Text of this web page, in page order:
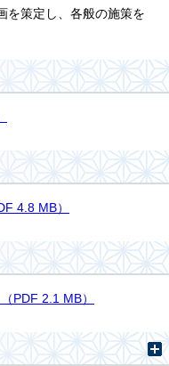
を策定し、各般の施策を
4.8 MB）
PDF 2.1 MB）